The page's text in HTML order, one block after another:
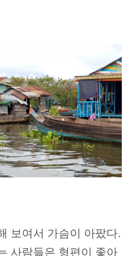
보여서 가슴이 아팠다.
사람들은 형편이 좋아